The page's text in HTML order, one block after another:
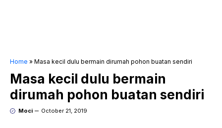
Home » Masa kecil dulu bermain dirumah pohon buatan sendiri
Masa kecil dulu bermain
dirumah pohon buatan sendiri
Moci October 21, 2019